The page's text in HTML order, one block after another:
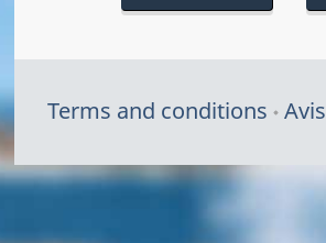
Terms and conditions Avis